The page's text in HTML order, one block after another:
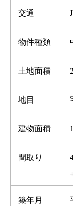
交通
物件種類
土地面積
地目
建物面積
間取り
築年月